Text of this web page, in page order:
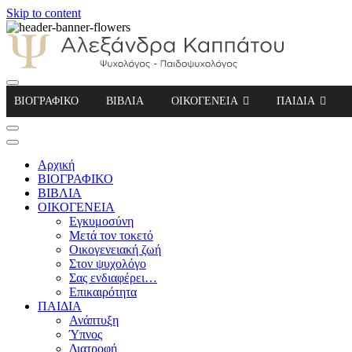
Skip to content
Αλεξάνδρα Καππάτου Ψυχολόγος –
ΒΙΟΓΡΑΦΙΚΟ ΒΙΒΛΙΑ ΟΙΚΟΓΕΝΕΙΑ ΠΑΙΔΙΑ
Αρχική
ΒΙΟΓΡΑΦΙΚΟ
ΒΙΒΛΙΑ
ΟΙΚΟΓΕΝΕΙΑ
Εγκυμοσύνη
Μετά τον τοκετό
Οικογενειακή ζωή
Στον ψυχολόγο
Σας ενδιαφέρει…
Επικαιρότητα
ΠΑΙΔΙΑ
Ανάπτυξη
Ύπνος
Διατροφή